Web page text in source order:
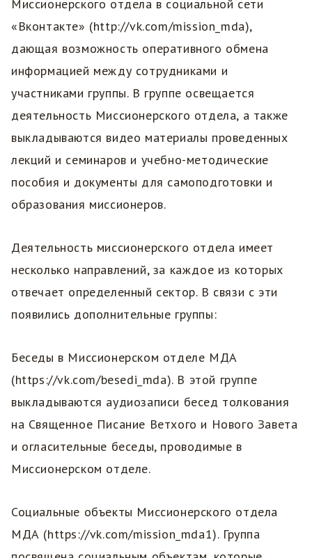
Миссионерского отдела в социальной сети
«Вконтакте» (http://vk.com/mission_mda),
дающая возможность оперативного обмена
информацией между сотрудниками и
участниками группы. В группе освещается
деятельность Миссионерского отдела, а также
выкладываются видео материалы проведенных
лекций и семинаров и учебно-методические
пособия и документы для самоподготовки и
образования миссионеров.
Деятельность миссионерского отдела имеет
несколько направлений, за каждое из которых
отвечает определенный сектор. В связи с эти
появились дополнительные группы:
Беседы в Миссионерском отделе МДА
(https://vk.com/besedi_mda). В этой группе
выкладываются аудиозаписи бесед толкования
на Священное Писание Ветхого и Нового Завета
и огласительные беседы, проводимые в
Миссионерском отделе.
Социальные объекты Миссионерского отдела
МДА (https://vk.com/mission_mda1). Группа